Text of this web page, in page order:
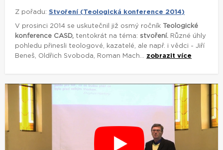
Z pořadu: Stvoření (Teologická konference 2014)
V prosinci 2014 se uskutečnil již osmý ročník Teologické
konference CASD, tentokrát na téma: stvoření. Různé úhly
pohledu přinesli teologové, kazatelé, ale např. i vědci - Jiří
Beneš, Oldřich Svoboda, Roman Mach... zobrazit více